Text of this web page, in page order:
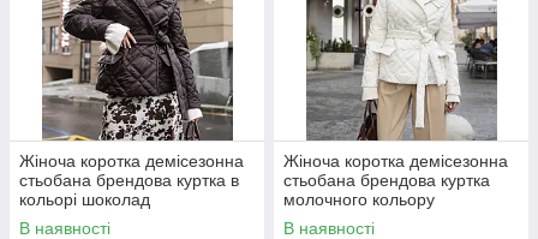
Жіноча коротка демісезонна
стьобана брендова куртка в
кольорі шоколад
В наявності
Жіноча коротка демісезонна
стьобана брендова куртка
молочного кольору
В наявності